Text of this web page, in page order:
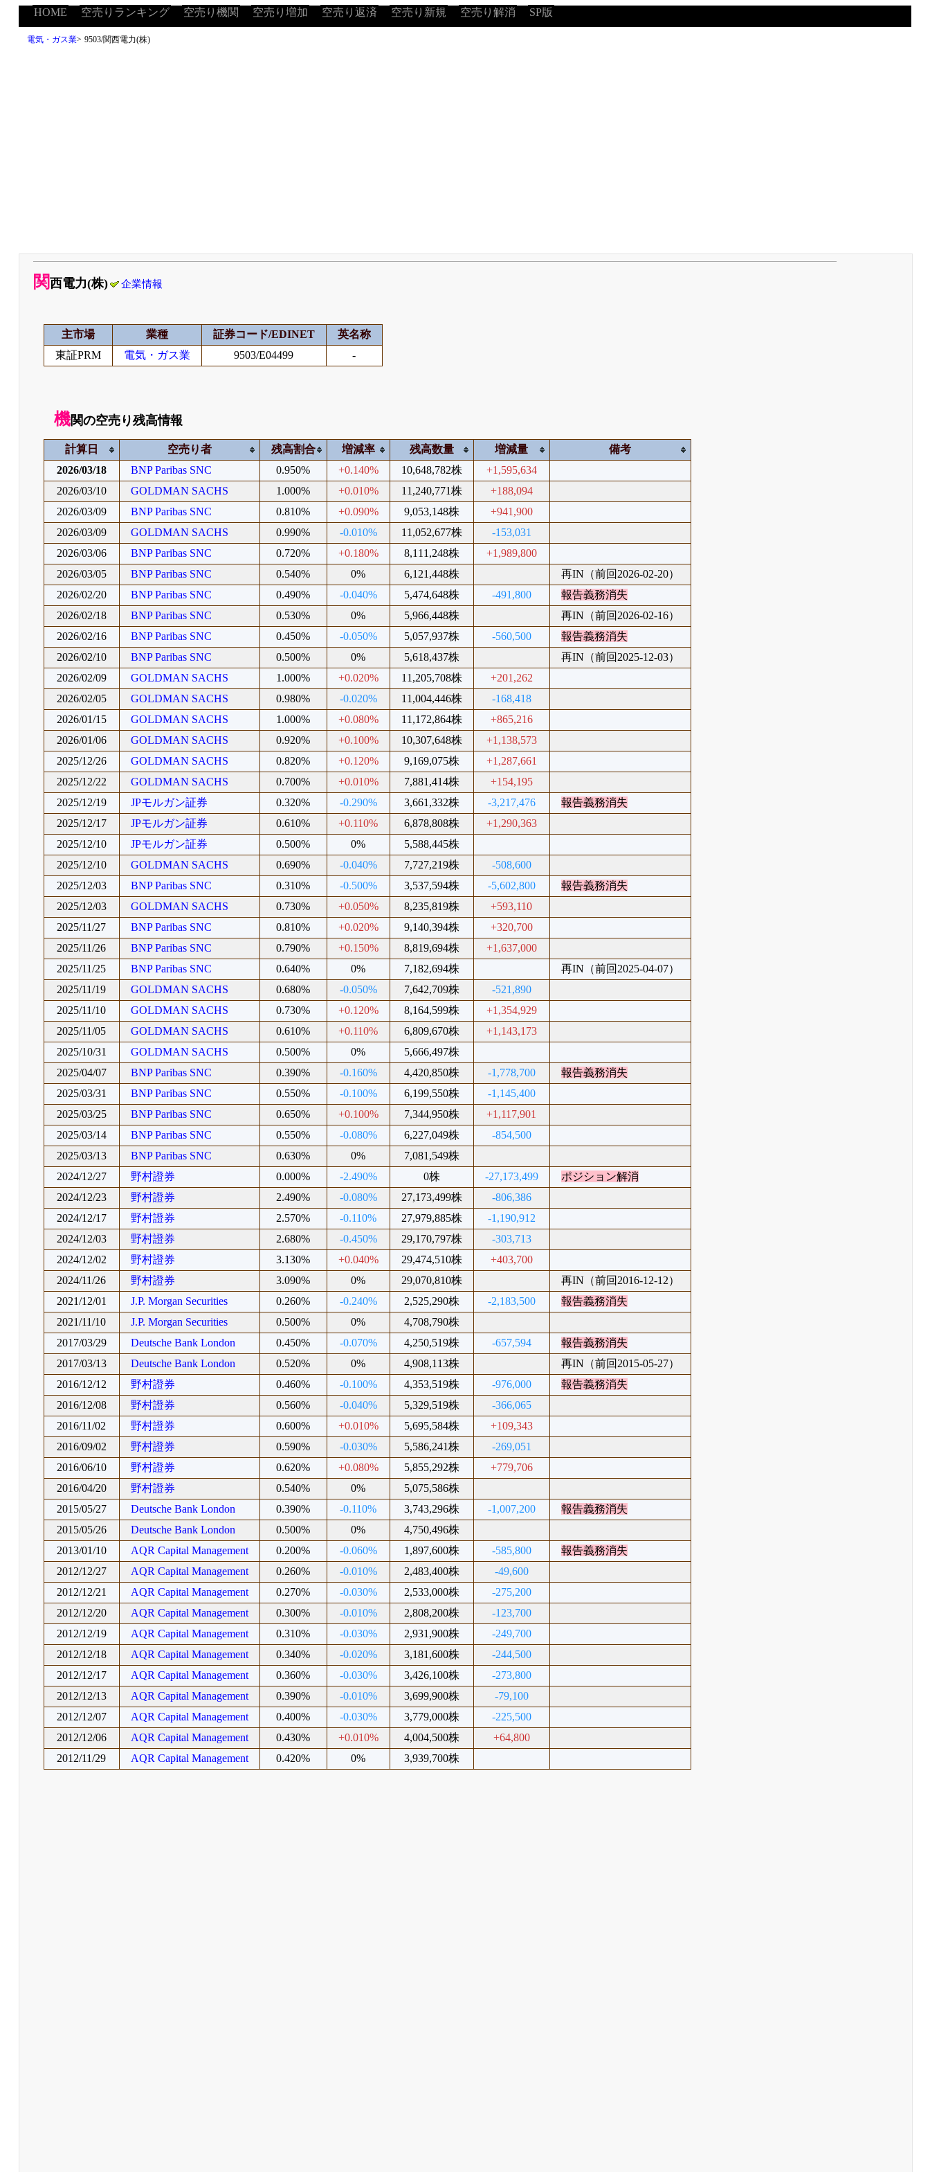
HOME 空売りランキング 空売り機関 空売り増加 空売り返済 空売り新規 空売り解消 SP版
電気・ガス業> 9503/関西電力(株)
関西電力(株) 企業情報
主市場 業種 証券コード/EDINET
英名称
東証PRM
電気・ガス業 9503/E04499 -
機関の空売り残高情報
計算日 空売り者 残高割合 増減率 残高数量 増減量
備考
2026/03/18
BNP Paribas SNC 0.950% +0.140% 10,648,782株
+1,595,634
2026/03/10
GOLDMAN SACHS 1.000% +0.010% 11,240,771株
+188,094
2026/03/09
BNP Paribas SNC 0.810% +0.090% 9,053,148株
+941,900
2026/03/09
GOLDMAN SACHS 0.990% -0.010% 11,052,677株
-153,031
2026/03/06
BNP Paribas SNC 0.720% +0.180% 8,111,248株
+1,989,800
2026/03/05
BNP Paribas SNC 0.540% 0% 6,121,448株
再IN（前回2026-02-20）
2026/02/20
BNP Paribas SNC 0.490% -0.040% 5,474,648株 -491,800
報告義務消失
2026/02/18
BNP Paribas SNC 0.530% 0% 5,966,448株
再IN（前回2026-02-16）
2026/02/16
BNP Paribas SNC 0.450% -0.050% 5,057,937株 -560,500
報告義務消失
2026/02/10
BNP Paribas SNC 0.500% 0% 5,618,437株
再IN（前回2025-12-03）
2026/02/09
GOLDMAN SACHS 1.000% +0.020% 11,205,708株
+201,262
2026/02/05
GOLDMAN SACHS 0.980% -0.020% 11,004,446株
-168,418
2026/01/15
GOLDMAN SACHS 1.000% +0.080% 11,172,864株
+865,216
2026/01/06
GOLDMAN SACHS 0.920% +0.100% 10,307,648株
+1,138,573
2025/12/26
GOLDMAN SACHS 0.820% +0.120% 9,169,075株
+1,287,661
2025/12/22
GOLDMAN SACHS 0.700% +0.010% 7,881,414株
+154,195
2025/12/19
JPモルガン証券 0.320% -0.290% 3,661,332株 -3,217,476
報告義務消失
2025/12/17
JPモルガン証券 0.610% +0.110% 6,878,808株
+1,290,363
2025/12/10
JPモルガン証券 0.500% 0%
5,588,445株
2025/12/10
GOLDMAN SACHS 0.690% -0.040% 7,727,219株
-508,600
2025/12/03
BNP Paribas SNC 0.310% -0.500% 3,537,594株 -5,602,800
報告義務消失
2025/12/03
GOLDMAN SACHS 0.730% +0.050% 8,235,819株
+593,110
2025/11/27
BNP Paribas SNC 0.810% +0.020% 9,140,394株
+320,700
2025/11/26
BNP Paribas SNC 0.790% +0.150% 8,819,694株
+1,637,000
2025/11/25
BNP Paribas SNC 0.640% 0% 7,182,694株
再IN（前回2025-04-07）
2025/11/19
GOLDMAN SACHS 0.680% -0.050% 7,642,709株
-521,890
2025/11/10
GOLDMAN SACHS 0.730% +0.120% 8,164,599株
+1,354,929
2025/11/05
GOLDMAN SACHS 0.610% +0.110% 6,809,670株
+1,143,173
2025/10/31
GOLDMAN SACHS 0.500% 0%
5,666,497株
2025/04/07
BNP Paribas SNC 0.390% -0.160% 4,420,850株 -1,778,700
報告義務消失
2025/03/31
BNP Paribas SNC 0.550% -0.100% 6,199,550株
-1,145,400
2025/03/25
BNP Paribas SNC 0.650% +0.100% 7,344,950株
+1,117,901
2025/03/14
BNP Paribas SNC 0.550% -0.080% 6,227,049株
-854,500
2025/03/13
BNP Paribas SNC 0.630% 0%
7,081,549株
2024/12/27
野村證券 0.000% -2.490% 0株 -27,173,499
ポジション解消
2024/12/23
野村證券 2.490% -0.080% 27,173,499株
-806,386
2024/12/17
野村證券 2.570% -0.110% 27,979,885株
-1,190,912
2024/12/03
野村證券 2.680% -0.450% 29,170,797株
-303,713
2024/12/02
野村證券 3.130% +0.040% 29,474,510株
+403,700
2024/11/26
野村證券 3.090% 0% 29,070,810株
再IN（前回2016-12-12）
2021/12/01
J.P. Morgan Securities 0.260% -0.240% 2,525,290株 -2,183,500
報告義務消失
2021/11/10
J.P. Morgan Securities 0.500% 0%
4,708,790株
2017/03/29
Deutsche Bank London 0.450% -0.070% 4,250,519株 -657,594
報告義務消失
2017/03/13
Deutsche Bank London 0.520% 0% 4,908,113株
再IN（前回2015-05-27）
2016/12/12
野村證券 0.460% -0.100% 4,353,519株 -976,000
報告義務消失
2016/12/08
野村證券 0.560% -0.040% 5,329,519株
-366,065
2016/11/02
野村證券 0.600% +0.010% 5,695,584株
+109,343
2016/09/02
野村證券 0.590% -0.030% 5,586,241株
-269,051
2016/06/10
野村證券 0.620% +0.080% 5,855,292株
+779,706
2016/04/20
野村證券 0.540% 0%
5,075,586株
2015/05/27
Deutsche Bank London 0.390% -0.110% 3,743,296株 -1,007,200
報告義務消失
2015/05/26
Deutsche Bank London 0.500% 0%
4,750,496株
2013/01/10
AQR Capital Management 0.200% -0.060% 1,897,600株 -585,800
報告義務消失
2012/12/27
AQR Capital Management 0.260% -0.010% 2,483,400株
-49,600
2012/12/21
AQR Capital Management 0.270% -0.030% 2,533,000株
-275,200
2012/12/20
AQR Capital Management 0.300% -0.010% 2,808,200株
-123,700
2012/12/19
AQR Capital Management 0.310% -0.030% 2,931,900株
-249,700
2012/12/18
AQR Capital Management 0.340% -0.020% 3,181,600株
-244,500
2012/12/17
AQR Capital Management 0.360% -0.030% 3,426,100株
-273,800
2012/12/13
AQR Capital Management 0.390% -0.010% 3,699,900株
-79,100
2012/12/07
AQR Capital Management 0.400% -0.030% 3,779,000株
-225,500
2012/12/06
AQR Capital Management 0.430% +0.010% 4,004,500株
+64,800
2012/11/29
AQR Capital Management 0.420% 0% 3,939,700株